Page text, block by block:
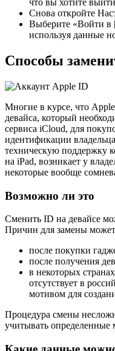
что вы хотите
Снова откройте
Выберите «Войти в
используя данные
Способы
Многие в курсе, что
девайса, который
сервиса iCloud, для
идентификации
техническую поддержку
на iPad, возникает у
некоторые вообще
Возможно ли это
Сменить ID на девайсе
Причин для замены может
после покупки
после получения
в некоторых
отсутствует в
мотивом для
Процедура смены
учитывать определенные